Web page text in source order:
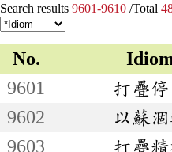
Search results 9601-9610 /Total
No.
9601
打疊
9602
以蘇
9603
打疊